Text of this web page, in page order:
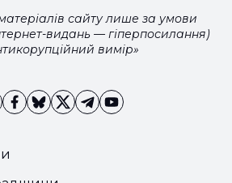
сайту лише за умови
видань — гіперпосилання)
вимір»